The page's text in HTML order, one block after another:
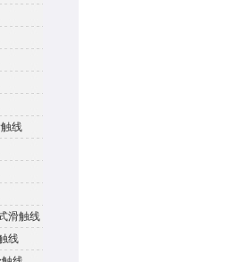
线
滑触线
线